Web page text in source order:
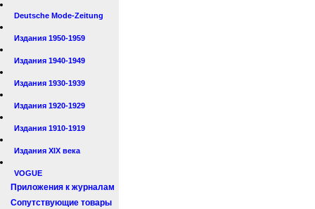
Deutsche Mode-Zeitung
Издания 1950-1959
Издания 1940-1949
Издания 1930-1939
Издания 1920-1929
Издания 1910-1919
Издания XIX века
VOGUE
Приложения к журналам
Сопутствующие товары